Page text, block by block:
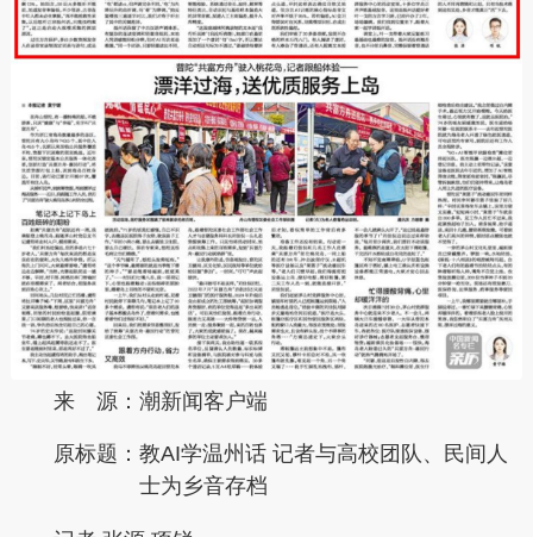
来 源：潮新闻客户端
原标题： 教AI学温州话 记者与高校团队、民间人
士为乡音存档